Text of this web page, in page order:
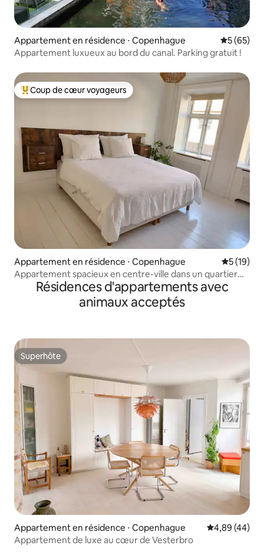
Appartement en résidence ⋅ Copenhague
5 (65)
Appartement luxueux au bord du canal. Parking gratuit !
Coups de cœur voyageurs les plus appréciés
Coup de cœur voyageurs
Appartement en résidence ⋅ Copenhague
5 (19)
Appartement spacieux en centre-ville dans un quartier
confortable au bord des lacs
Résidences d'appartements avec
animaux acceptés
Superhôte
Superhôte
Appartement en résidence ⋅ Copenhague Évaluation
4,89 (44)
Appartement de luxe au cœur de Vesterbro